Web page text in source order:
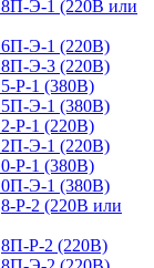
Э-1 (220В или
Э-1 (220В)
Э-3 (220В)
Р-1 (380В)
Э-1 (380В)
Р-1 (220В)
Э-1 (220В)
Р-1 (380В)
Э-1 (380В)
Р-2 (220В или
Р-2 (220В)